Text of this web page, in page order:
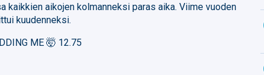
kaikkien aikojen kolmanneksi paras aika. Viime vuoden
kuudenneksi.
ME 🤯 12.75